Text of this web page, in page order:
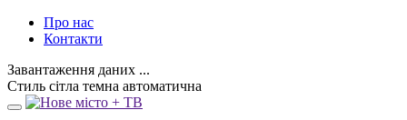
Про нас
Контакти
Завантаження даних ...
Стиль сітла темна автоматична